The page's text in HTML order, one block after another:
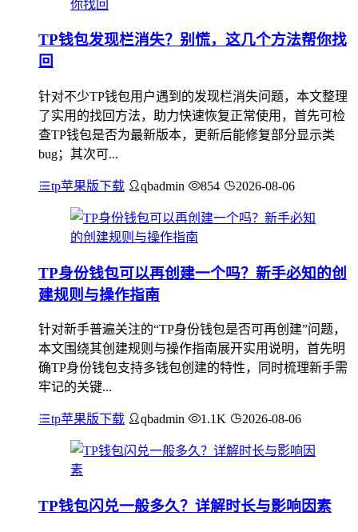
TP钱包发现栏消失？别慌，这几个方法帮你找
回
针对不少TP钱包用户遇到的发现栏消失问题，本文整理
了实用的找回方法，助力快速恢复正常使用，首先可检
查TP钱包是否为最新版本，更新后能修复部分显示类
bug；其次可...
tp苹果版下载 qbadmin 854 2026-08-06
TP身份钱包可以再创建一个吗？新手必知的创
建规则与操作指南
针对新手普遍关注的“TP身份钱包是否可再创建”问题，
本文围绕其创建规则与操作指南展开实用说明，首先明
确TP身份钱包支持多钱包创建的特性，同时梳理新手需
牢记的关键...
tp苹果版下载 qbadmin 1.1K 2026-08-06
TP钱包闪兑一般多久？详解时长与影响因素